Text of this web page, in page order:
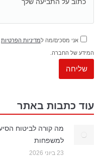
אני מסכים/מה למדיניות הפרטיות
המידע של החברה.
עוד כתבות באתר
למשפחות
23 ביוני 2026